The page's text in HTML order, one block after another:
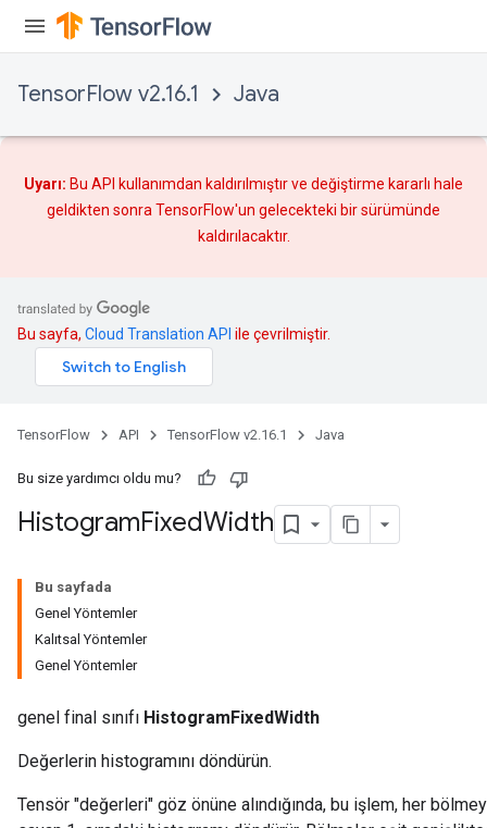
TensorFlow v2.16.1 Java
Uyarı: Bu API kullanımdan kaldırılmıştır ve değiştirme kararlı hale
geldikten sonra TensorFlow'un gelecekteki bir sürümünde
kaldırılacaktır.
Bu sayfa, Cloud Translation API ile çevrilmiştir.
TensorFlow API TensorFlow v2.16.1 Java
Bu size yardımcı oldu mu?
HistogramFixedWidth
Bu sayfada
Genel Yöntemler
Kalıtsal Yöntemler
Genel Yöntemler
genel final sınıfı HistogramFixedWidth
Değerlerin histogramını döndürün.
Tensör "değerleri" göz önüne alındığında, bu işlem, her